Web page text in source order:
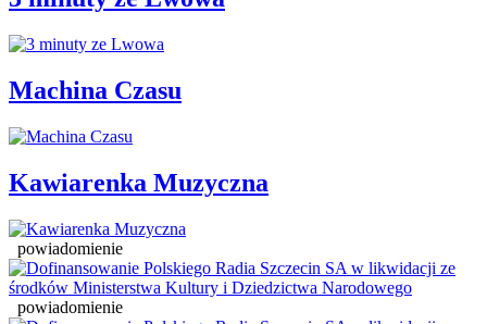
Machina Czasu
Kawiarenka Muzyczna
powiadomienie
powiadomienie